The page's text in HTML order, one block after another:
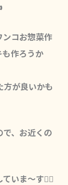
ンコお惣菜作
も作ろうか
方が良いかも
、お近くの
いま〜す🙋‍♀️